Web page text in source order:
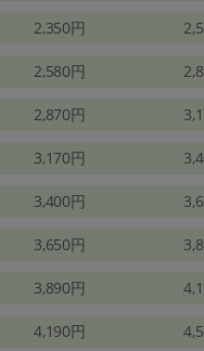
2,350円
2,580円
2,870円
3,170円
3,400円
3,650円
3,890円
4,190円